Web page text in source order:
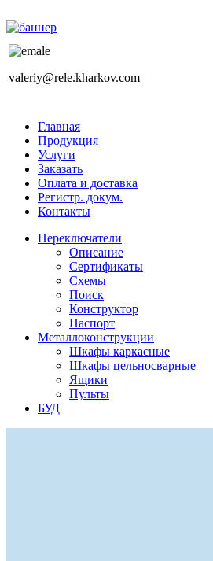
valeriy@rele.kharkov.com
Главная
Продукция
Услуги
Заказать
Оплата и доставка
Регистр. докум.
Контакты
Переключатели
Описание
Сертификаты
Схемы
Поиск
Конструктор
Паспорт
Металлоконструкции
Шкафы каркасные
Шкафы цельносварные
Ящики
Пульты
БУД